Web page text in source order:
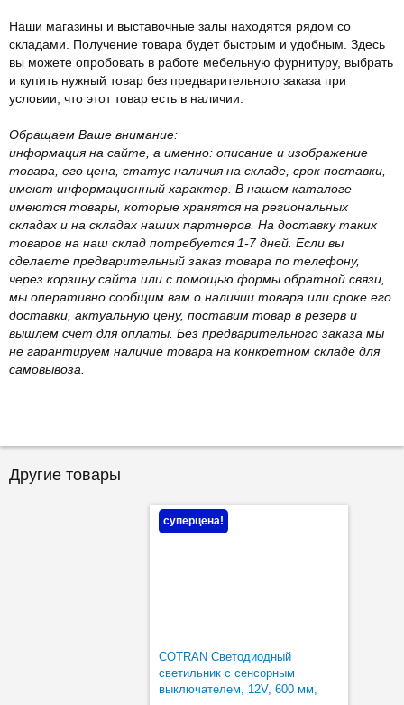
Наши магазины и выставочные залы находятся рядом со
складами. Получение товара будет быстрым и удобным. Здесь
вы можете опробовать в работе мебельную фурнитуру, выбрать
и купить нужный товар без предварительного заказа при
условии, что этот товар есть в наличии.
Обращаем Ваше внимание:
информация на сайте, а именно: описание и изображение
товара, его цена, статус наличия на складе, срок поставки,
имеют информационный характер. В нашем каталоге
имеются товары, которые хранятся на региональных
складах и на складах наших партнеров. На доставку таких
товаров на наш склад потребуется 1-7 дней. Если вы
сделаете предварительный заказ товара по телефону,
через корзину сайта или с помощью формы обратной связи,
мы оперативно сообщим вам о наличии товара или сроке его
доставки, актуальную цену, поставим товар в резерв и
вышлем счет для оплаты. Без предварительного заказа мы
не гарантируем наличие товара на конкретном складе для
самовывоза.
Другие товары
суперцена!
COTRAN Светодиодный
светильник с сенсорным
выключателем, 12V, 600 мм,